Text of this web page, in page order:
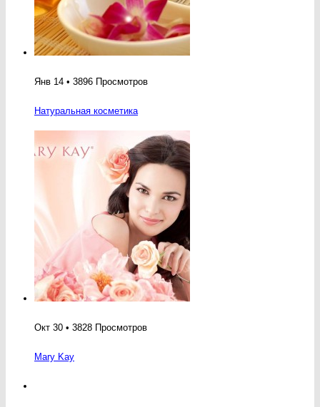
Янв 14 • 3896 Просмотров
Натуральная косметика
Окт 30 • 3828 Просмотров
Mary Kay